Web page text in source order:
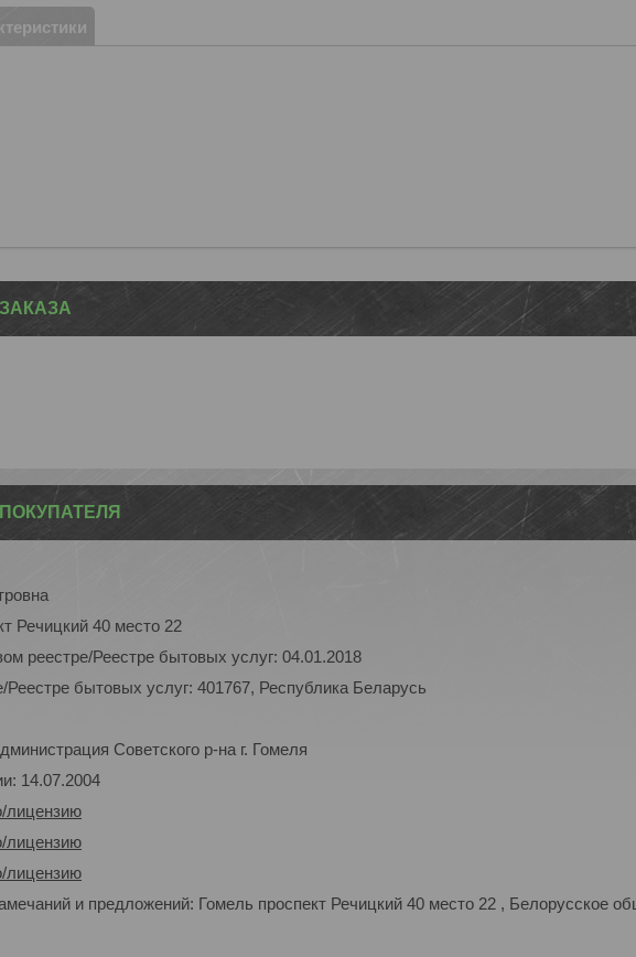
Речицкий 40 место 22
реестре/Реестре бытовых услуг: 04.01.2018
Реестре бытовых услуг: 401767, Республика Беларусь
Советского р-на г. Гомеля
14.07.2004
лицензию
лицензию
лицензию
и предложений: Гомель проспект Речицкий 40 место 22 , Белорусское